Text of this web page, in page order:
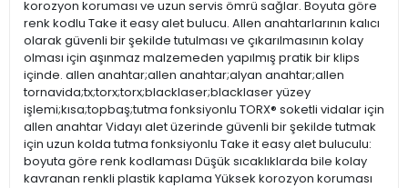
korozyon koruması ve uzun servis ömrü sağlar. Boyuta göre
renk kodlu Take it easy alet bulucu. Allen anahtarlarının kalıcı
olarak güvenli bir şekilde tutulması ve çıkarılmasının kolay
olması için aşınmaz malzemeden yapılmış pratik bir klips
içinde. allen anahtar;allen anahtar;alyan anahtar;allen
tornavida;tx;torx;torx;blacklaser;blacklaser yüzey
işlemi;kısa;topbaş;tutma fonksiyonlu TORX® soketli vidalar için
allen anahtar Vidayı alet üzerinde güvenli bir şekilde tutmak
için uzun kolda tutma fonksiyonlu Take it easy alet buluculu:
boyuta göre renk kodlaması Düşük sıcaklıklarda bile kolay
kavranan renkli plastik kaplama Yüksek korozyon koruması